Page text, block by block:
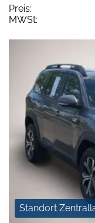
Preis:
MWSt:
Standort